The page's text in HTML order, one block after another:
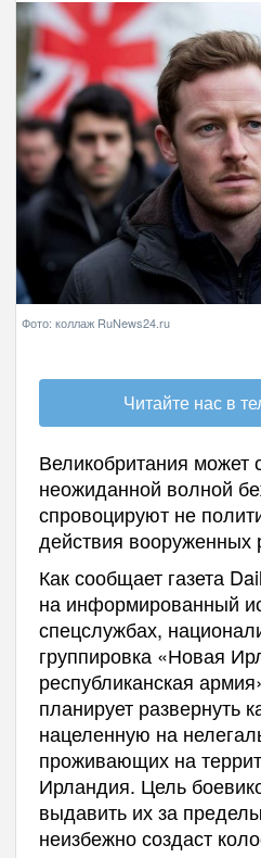
Фото: коллаж RuNews24.ru
Читайте нас в
Великобритания может
неожиданной волной
спровоцируют не
действия вооруженных
Как сообщает газета
на информированный
спецслужбах,
группировка «Новая
республиканская
планирует развернуть
нацеленную на
проживающих на
Ирландия. Цель
выдавить их за
неизбежно создаст